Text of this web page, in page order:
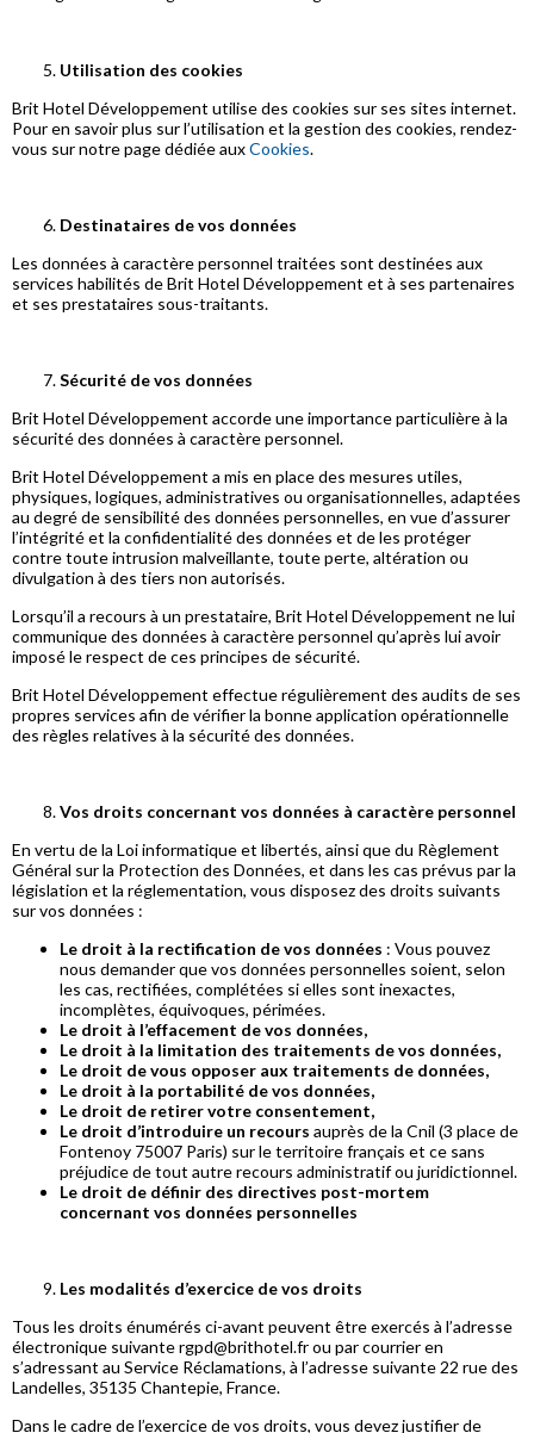
Utilisation des cookies
Brit Hotel Développement utilise des cookies sur ses sites internet.
Pour en savoir plus sur l’utilisation et la gestion des cookies, rendez-
vous sur notre page dédiée auxCookies.
Destinataires de vos données
Les données à caractère personnel traitées sont destinées aux
services habilités de Brit Hotel Développement et à ses partenaires
et ses prestataires sous-traitants.
Sécurité de vos données
Brit Hotel Développement accorde une importance particulière à la
sécurité des données à caractère personnel.
Brit Hotel Développement a mis en place des mesures utiles,
physiques, logiques, administratives ou organisationnelles, adaptées
au degré de sensibilité des données personnelles, en vue d’assurer
l’intégrité et la confidentialité des données et de les protéger
contre toute intrusion malveillante, toute perte, altération ou
divulgation à des tiers non autorisés.
Lorsqu’il a recours à un prestataire, Brit Hotel Développement ne lui
communique des données à caractère personnel qu’après lui avoir
imposé le respect de ces principes de sécurité.
Brit Hotel Développement effectue régulièrement des audits de ses
propres services afin de vérifier la bonne application opérationnelle
des règles relatives à la sécurité des données.
Vos droits concernant vos données à caractère personnel
En vertu de la Loi informatique et libertés, ainsi que du Règlement
Général sur la Protection des Données, et dans les cas prévus par la
législation et la réglementation, vous disposez des droits suivants
sur vos données :
Le droit à la rectification de vos données : Vous pouvez
nous demander que vos données personnelles soient, selon
les cas, rectifiées, complétées si elles sont inexactes,
incomplètes, équivoques, périmées.
Le droit à l’effacement de vos données,
Le droit à la limitation des traitements de vos données,
Le droit de vous opposer aux traitements de données,
Le droit à la portabilité de vos données,
Le droit de retirer votre consentement,
Le droit d’introduire un recours auprès de la Cnil (3 place de
Fontenoy 75007 Paris) sur le territoire français et ce sans
préjudice de tout autre recours administratif ou juridictionnel.
Le droit de définir des directives post-mortem
concernant vos données personnelles
Les modalités d’exercice de vos droits
Tous les droits énumérés ci-avant peuvent être exercés à l’adresse
électronique suivante rgpd@brithotel.fr ou par courrier en
s’adressant au Service Réclamations, à l’adresse suivante 22 rue des
Landelles, 35135 Chantepie, France.
Dans le cadre de l’exercice de vos droits, vous devez justifier de